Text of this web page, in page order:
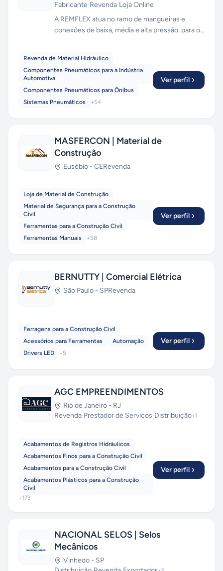
Fabricante·Revenda·Loja Online
A REMFLEX atua no ramo de mangueiras e
conexões de baixa, média e alta pressão, para os
serviço oferecido, em todas as etapas da venda
e da pós-venda.
Revenda de Material Hidráulico
Componentes Pneumáticos para a Indústria
Automotiva
Componentes Pneumáticos para Ônibus
Sistemas Pneumáticos
+54
Ver perfil
MASFERCON | Material de
Construção
Eusébio - CERevenda
Loja de Material de Construção
Material de Segurança para a Construção
Civil
Ferramentas para a Construção Civil
Ferramentas Manuais
+58
Ver perfil
BERNUTTY | Comercial Elétrica
São Paulo - SPRevenda
Ferragens para a Construção Civil
Acessórios para Ferramentas
Automação
Drivers LED
+5
Ver perfil
AGC EMPREENDIMENTOS
Rio de Janeiro - RJ
Revenda·Prestador de Serviços·Distribuição+1
Acabamentos de Registros Hidráulicos
Acabamentos Finos para a Construção Civil
Acabamentos para a Construção Civil
Acabamentos Plásticos para a Construção
Civil
+173
Ver perfil
NACIONAL SELOS | Selos
Mecânicos
Vinhedo - SP